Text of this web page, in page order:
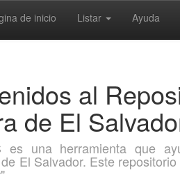
de inicio Listar Ayuda
al
de El
es una herramienta que
El Salvador. Este